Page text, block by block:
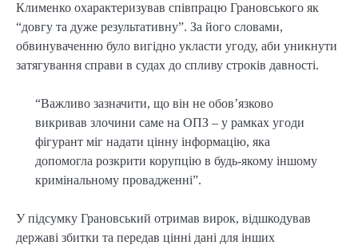
Клименко охарактеризував співпрацю Грановського як
“довгу та дуже результативну”. За його словами,
обвинуваченню було вигідно укласти угоду, аби уникнути
затягування справи в судах до спливу строків давності.
“Важливо зазначити, що він не обов’язково
викривав злочини саме на ОПЗ – у рамках угоди
фігурант міг надати цінну інформацію, яка
допомогла розкрити корупцію в будь-якому іншому
кримінальному провадженні”.
У підсумку Грановський отримав вирок, відшкодував
державі збитки та передав цінні дані для інших